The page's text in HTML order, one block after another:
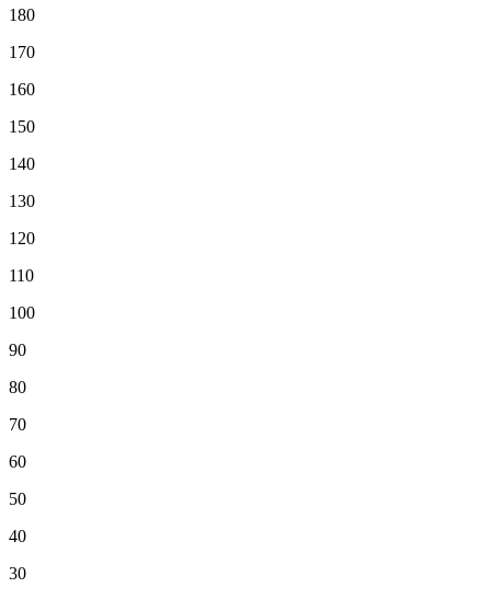
180
170
160
150
140
130
120
110
100
90
80
70
60
50
40
30